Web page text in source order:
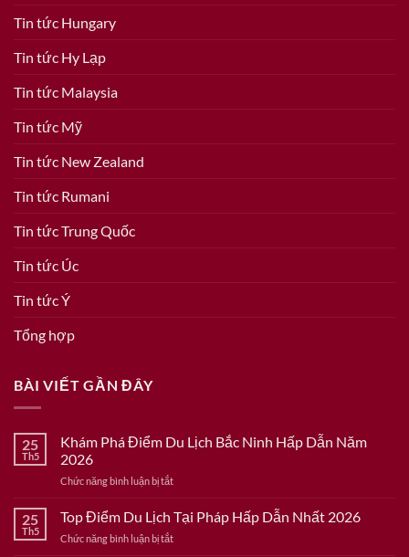
Tin tức Hungary
Tin tức Hy Lạp
Tin tức Malaysia
Tin tức Mỹ
Tin tức New Zealand
Tin tức Rumani
Tin tức Trung Quốc
Tin tức Úc
Tin tức Ý
Tổng hợp
BÀI VIẾT GẦN ĐÂY
25
Th5
Khám Phá Điểm Du Lịch Bắc Ninh Hấp Dẫn Năm
2026
Chức năng bình luận bị tắtở
Phá
Điểm
Du
25
Th5
Top Điểm Du Lịch Tại Pháp Hấp Dẫn Nhất 2026
Chức năng bình luận bị tắtở